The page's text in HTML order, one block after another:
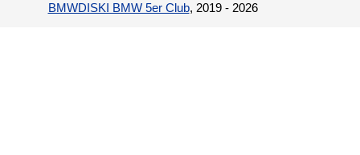
BMWDISKI BMW 5er Club, 2019 - 2026